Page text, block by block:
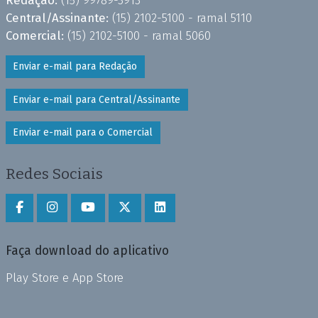
Central/Assinante: (15) 2102-5100 - ramal 5110
Comercial: (15) 2102-5100 - ramal 5060
Enviar e-mail para Redação
Enviar e-mail para Central/Assinante
Enviar e-mail para o Comercial
Redes Sociais
Faça download do aplicativo
Play Store e App Store